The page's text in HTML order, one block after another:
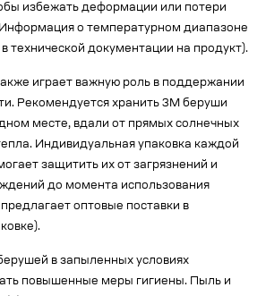
избежать деформации или потери
о температурном диапазоне
технической документации на продукт).
играет важную роль в поддержании
Рекомендуется хранить 3M беруши
месте, вдали от прямых солнечных
Индивидуальная упаковка каждой
защитить их от загрязнений и
до момента использования
оптовые поставки в
в запыленных условиях
повышенные меры гигиены. Пыль и